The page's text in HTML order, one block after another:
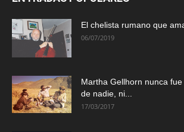
El chelista rumano que
06/07/2019
Martha Gellhorn nunca
de nadie, ni...
17/03/2017